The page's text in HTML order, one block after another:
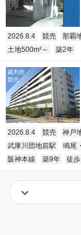
2026.8.4 競売 那覇
土地500m²～
築2年
2026.8.4 競売 神戸
武庫川団地前駅
鳴尾
阪神本線
築9年 徒